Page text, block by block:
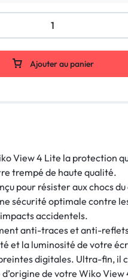
Ajouter au panier
View 4 Lite la protection
trempé de haute qualité.
pour résister aux chocs
sécurité optimale contre
accidentels.
anti-traces et anti-
et la luminosité de votre
digitales. Ultra-fin, il
de votre Wiko View